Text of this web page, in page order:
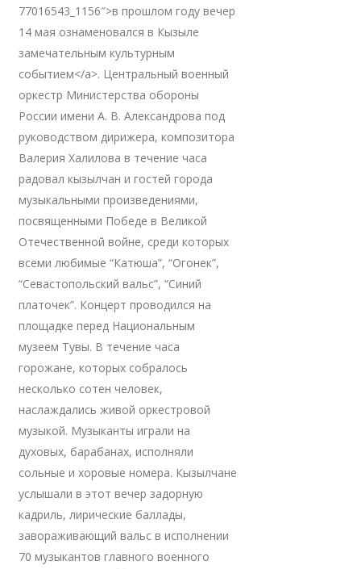
77016543_1156″>в прошлом году вечер
14 мая ознаменовался в Кызыле
замечательным культурным
событием</a>. Центральный военный
оркестр Министерства обороны
России имени А. В. Александрова под
руководством дирижера, композитора
Валерия Халилова в течение часа
радовал кызылчан и гостей города
музыкальными произведениями,
посвященными Победе в Великой
Отечественной войне, среди которых
всеми любимые “Катюша”, “Огонек”,
“Севастопольский вальс”, “Синий
платочек”. Концерт проводился на
площадке перед Национальным
музеем Тувы. В течение часа
горожане, которых собралось
несколько сотен человек,
наслаждались живой оркестровой
музыкой. Музыканты играли на
духовых, барабанах, исполняли
сольные и хоровые номера. Кызылчане
услышали в этот вечер задорную
кадриль, лирические баллады,
завораживающий вальс в исполнении
70 музыкантов главного военного